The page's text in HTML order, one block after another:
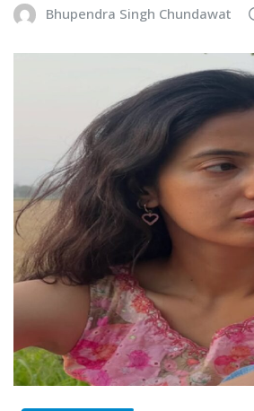
Bhupendra Singh Chundawat